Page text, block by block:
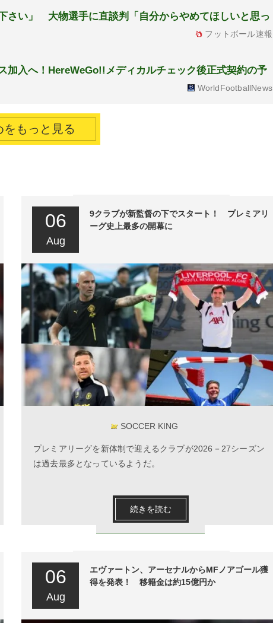
さい」 大物選手に直談判「自分からやめてほしいと思っ
フットボール速報
入へ！HereWeGo!!メディカルチェック後正式契約の予
WorldFootballNews
をもっと見る
06
Aug
9クラブが新監督の下でスタート！ プレミアリ
ーグ史上最多の開幕に
SOCCER KING
プレミアリーグを新体制で迎えるクラブが2026－27シーズン
は過去最多となっているようだ。
続きを読む
06
Aug
エヴァートン、アーセナルからMFノアゴール獲
得を発表！ 移籍金は約15億円か